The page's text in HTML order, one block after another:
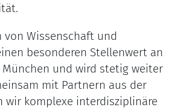
von Wissenschaft und
besonderen Stellenwert an
und wird stetig weiter
mit Partnern aus der
wir komplexe interdisziplinäre